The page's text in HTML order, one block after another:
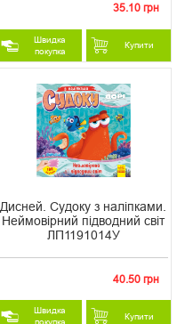
35.10 грн
Швидка
покупка
Купити
Дисней. Судоку з наліпками.
Неймовірний підводний світ
ЛП1191014У
40.50 грн
Швидка
Купити